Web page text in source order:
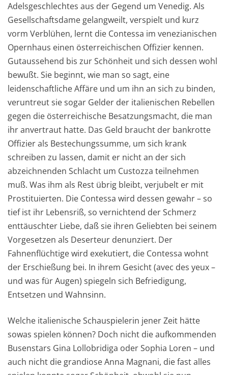
Adelsgeschlechtes aus der Gegend um Venedig. Als
Gesellschaftsdame gelangweilt, verspielt und kurz
vorm Verblühen, lernt die Contessa im venezianischen
Opernhaus einen österreichischen Offizier kennen.
Gutaussehend bis zur Schönheit und sich dessen wohl
bewußt. Sie beginnt, wie man so sagt, eine
leidenschaftliche Affäre und um ihn an sich zu binden,
veruntreut sie sogar Gelder der italienischen Rebellen
gegen die österreichische Besatzungsmacht, die man
ihr anvertraut hatte. Das Geld braucht der bankrotte
Offizier als Bestechungssumme, um sich krank
schreiben zu lassen, damit er nicht an der sich
abzeichnenden Schlacht um Custozza teilnehmen
muß. Was ihm als Rest übrig bleibt, verjubelt er mit
Prostituierten. Die Contessa wird dessen gewahr – so
tief ist ihr Lebensriß, so vernichtend der Schmerz
enttäuschter Liebe, daß sie ihren Geliebten bei seinem
Vorgesetzen als Deserteur denunziert. Der
Fahnenflüchtige wird exekutiert, die Contessa wohnt
der Erschießung bei. In ihrem Gesicht (avec des yeux –
und was für Augen) spiegeln sich Befriedigung,
Entsetzen und Wahnsinn.
Welche italienische Schauspielerin jener Zeit hätte
sowas spielen können? Doch nicht die aufkommenden
Busenstars Gina Lollobridiga oder Sophia Loren – und
auch nicht die grandiose Anna Magnani, die fast alles